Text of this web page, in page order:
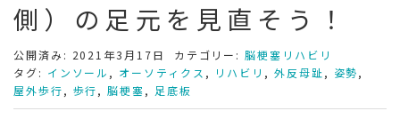
側）の足元を見直そう！
公開済み: 2021年3月17日 カテゴリー:脳梗塞リハビリ
タグ: インソール , オーソティクス , リハビリ , 外反母趾, 姿勢,
屋外歩行, 歩行,脳梗塞, 足底板